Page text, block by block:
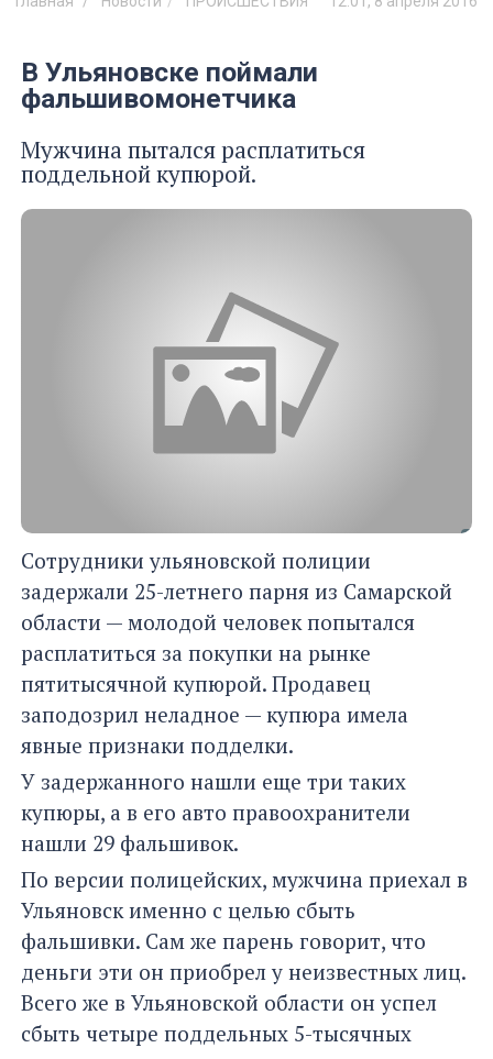
В Ульяновске поймали
фальшивомонетчика
Мужчина пытался расплатиться
поддельной купюрой.
Сотрудники ульяновской полиции
задержали 25-летнего парня из Самарской
области — молодой человек попытался
расплатиться за покупки на рынке
пятитысячной купюрой. Продавец
заподозрил неладное — купюра имела
явные признаки подделки.
У задержанного нашли еще три таких
купюры, а в его авто правоохранители
нашли 29 фальшивок.
По версии полицейских, мужчина приехал в
Ульяновск именно с целью сбыть
фальшивки. Сам же парень говорит, что
деньги эти он приобрел у неизвестных лиц.
Всего же в Ульяновской области он успел
сбыть четыре поддельных 5-тысячных